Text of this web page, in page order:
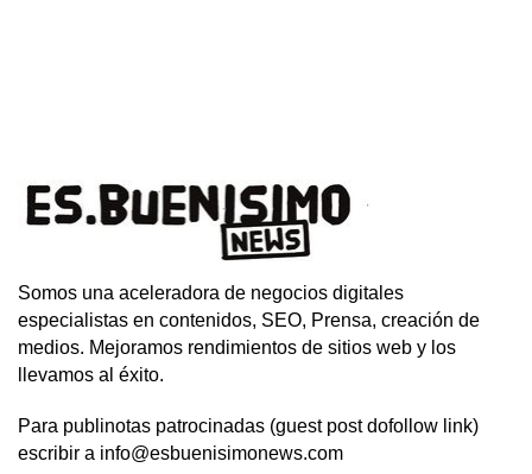
Somos una aceleradora de negocios digitales
especialistas en contenidos, SEO, Prensa, creación de
medios. Mejoramos rendimientos de sitios web y los
llevamos al éxito.
Para publinotas patrocinadas (guest post dofollow link)
escribir a info@esbuenisimonews.com